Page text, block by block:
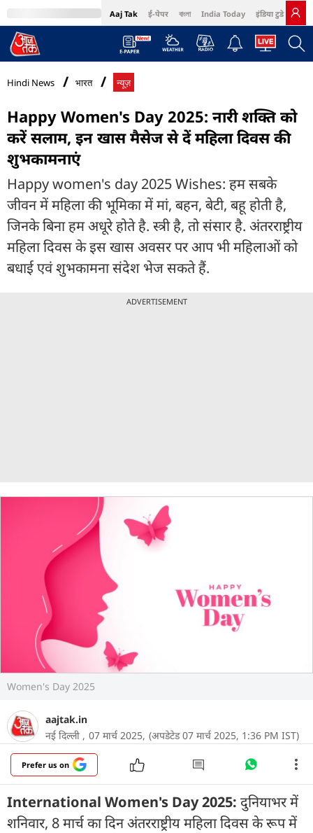
Aaj Tak ई-पेपर বাংলা India Today इंडिया टुडे हिंदी
MumbaiTak Cosmopolitan Harper's Bazaar Northeast
Hindi News भारत न्यूज़
Happy Women's Day 2025: नारी शक्ति को
करें सलाम, इन खास मैसेज से दें महिला दिवस की
शुभकामनाएं
Happy women's day 2025 Wishes: हम सबके
जीवन में महिला की भूमिका में मां, बहन, बेटी, बहू होती है,
जिनके बिना हम अधूरे होते है. स्त्री है, तो संसार है. अंतरराष्ट्रीय
महिला दिवस के इस खास अवसर पर आप भी महिलाओं को
बधाई एवं शुभकामना संदेश भेज सकते हैं.
ADVERTISEMENT
Women's Day 2025
aajtak.in
नई दिल्ली , 07 मार्च 2025, (अपडेटेड 07 मार्च 2025, 1:36 PM IST)
Prefer us on
International Women's Day 2025: दुनियाभर में
शनिवार, 8 मार्च का दिन अंतरराष्ट्रीय महिला दिवस के रूप में